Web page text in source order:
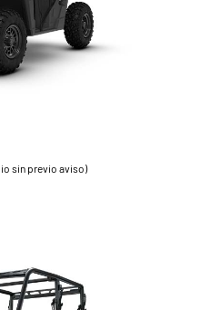
sin previo aviso)